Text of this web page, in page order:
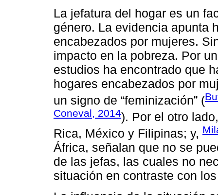
La jefatura del hogar es un
género. La evidencia apunta
encabezados por mujeres.
impacto en la pobreza. Por
estudios ha encontrado que
hogares encabezados por
un signo de “feminización” (
Coneval, 2014). Por el otro
Rica, México y Filipinas; y,
África, señalan que no se
de las jefas, las cuales no
situación en contraste con